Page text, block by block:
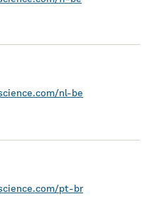
nl-be
pt-br